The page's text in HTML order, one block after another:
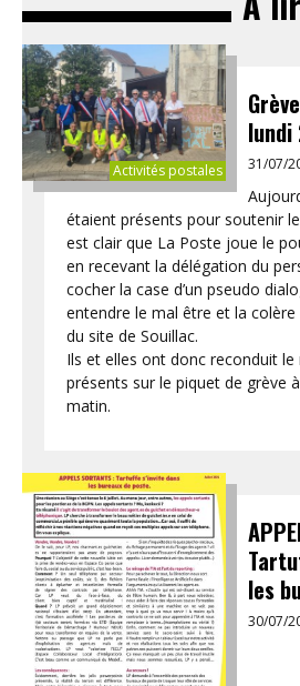
Activités postales 31/07/
étaient présents pour soutenir
est clair que La Poste joue le
en recevant la délégation du
cocher la case d’un pseudo
entendre le mal être et la
du site de Souillac.
Ils et elles ont donc reconduit
présents sur le piquet de grève
matin.
les
30/07/